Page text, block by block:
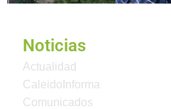
Noticias
Actualidad
CaleidoInforma
Comunicados